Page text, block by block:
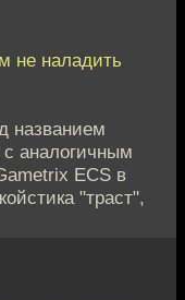
не наладить
названием
аналогичным
ECS в
"траст",